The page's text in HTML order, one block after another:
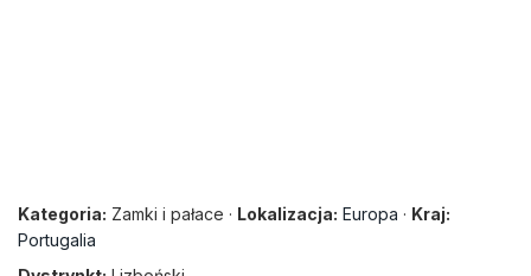
Kategoria: Zamki i pałace · Lokalizacja: Europa · Kraj:
Portugalia